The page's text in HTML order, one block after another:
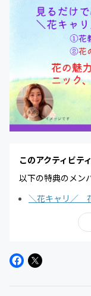
このアクティビテ
以下の特典のメン
＼花キャリ／